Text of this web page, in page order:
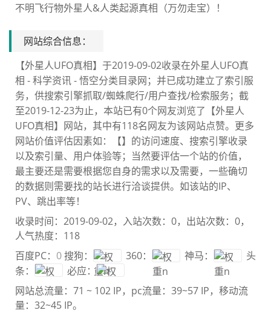
不明飞行物外星人&人类起源真相（万勿走宝）！
网站综合信息：
【外星人UFO真相】于2019-09-02收录在外星人UFO真
相 - 科学资讯 - 悟空分类目录网；并已成功建立了索引服
务，供搜索引擎抓取/蜘蛛爬行/用户查找/检索服务；截
至2019-12-23为止，本站已有0个网友浏览了【外星人
UFO真相】网站，其中有118名网友为该网站点赞。更多
网站价值评估因素如：【】的访问速度、搜索引擎收录
以及索引量、用户体验等；当然要评估一个站的价值，
最主要还是需要根据您自身的需求以及需要，一些确切
的数据则需要找的站长进行洽谈提供。如该站的IP、
PV、跳出率等！
收录时间：2019-09-02，入站次数：0，出站次数：0，
人气热度：118
百度PC： 0搜狗： 360： 神马：
头
条：
必应：
网站总流量： 71 ~ 102 IP，pc流量： 39~57 IP，移动流
量： 32~45 IP。